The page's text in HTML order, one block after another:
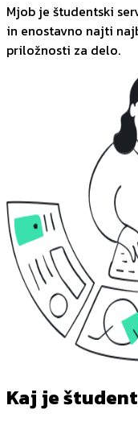
Mjob je študentski
in enostavno najti
priložnosti za delo.
Kaj je